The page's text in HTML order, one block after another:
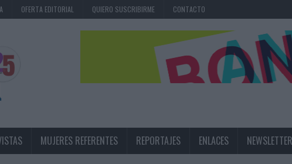
OFERTA EDITORIAL QUIERO SUSCRIBIRME CONTACTO
MUJERES REFERENTES REPORTAJES ENLACES NEWSLETTER